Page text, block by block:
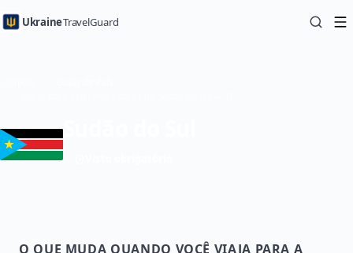
UkraineTravelGuard
O QUE MUDA QUANDO VOCÊ VIAJA PARA A